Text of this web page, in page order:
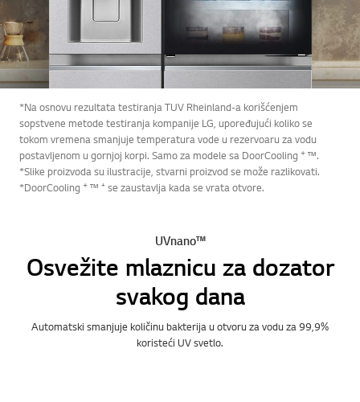
*Na osnovu rezultata testiranja TUV Rheinland-a korišćenjem
sopstvene metode testiranja kompanije LG, upoređujući koliko se
tokom vremena smanjuje temperatura vode u rezervoaru za vodu
postavljenom u gornjoj korpi. Samo za modele sa DoorCooling + ™.
*Slike proizvoda su ilustracije, stvarni proizvod se može razlikovati.
*DoorCooling + ™ ⁺ se zaustavlja kada se vrata otvore.
UVnano™
Osvežite mlaznicu za dozator
svakog dana
Automatski smanjuje količinu bakterija u otvoru za vodu za 99,9%
koristeći UV svetlo.